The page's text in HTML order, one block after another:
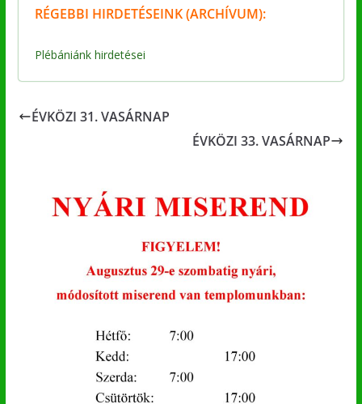
RÉGEBBI HIRDETÉSEINK (ARCHÍVUM):
Plébániánk hirdetései
ÉVKÖZI 31. VASÁRNAP
ÉVKÖZI 33. VASÁRNAP